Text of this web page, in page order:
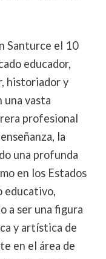
Santurce el 10
educador,
historiador y
vasta
profesional
la
una profunda
en los Estados
educativo,
a ser una figura
y artística de
en el área de